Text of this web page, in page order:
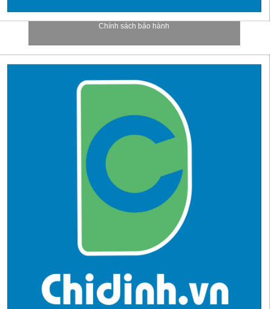
Chính sách bảo hành